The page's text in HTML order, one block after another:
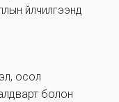
үйлчилгээнд
осол
болон